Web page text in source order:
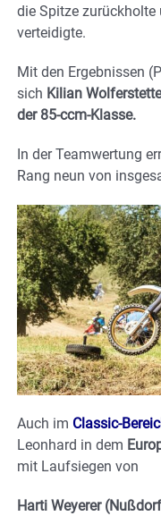
die Spitze
verteidigte.
Mit den Ergebnissen
sich Kilian
der 85-ccm-Klasse.
In der Teamwertung
Rang neun von
Auch im Classic-
Leonhard in dem
mit Laufsiegen von
Harti Weyerer